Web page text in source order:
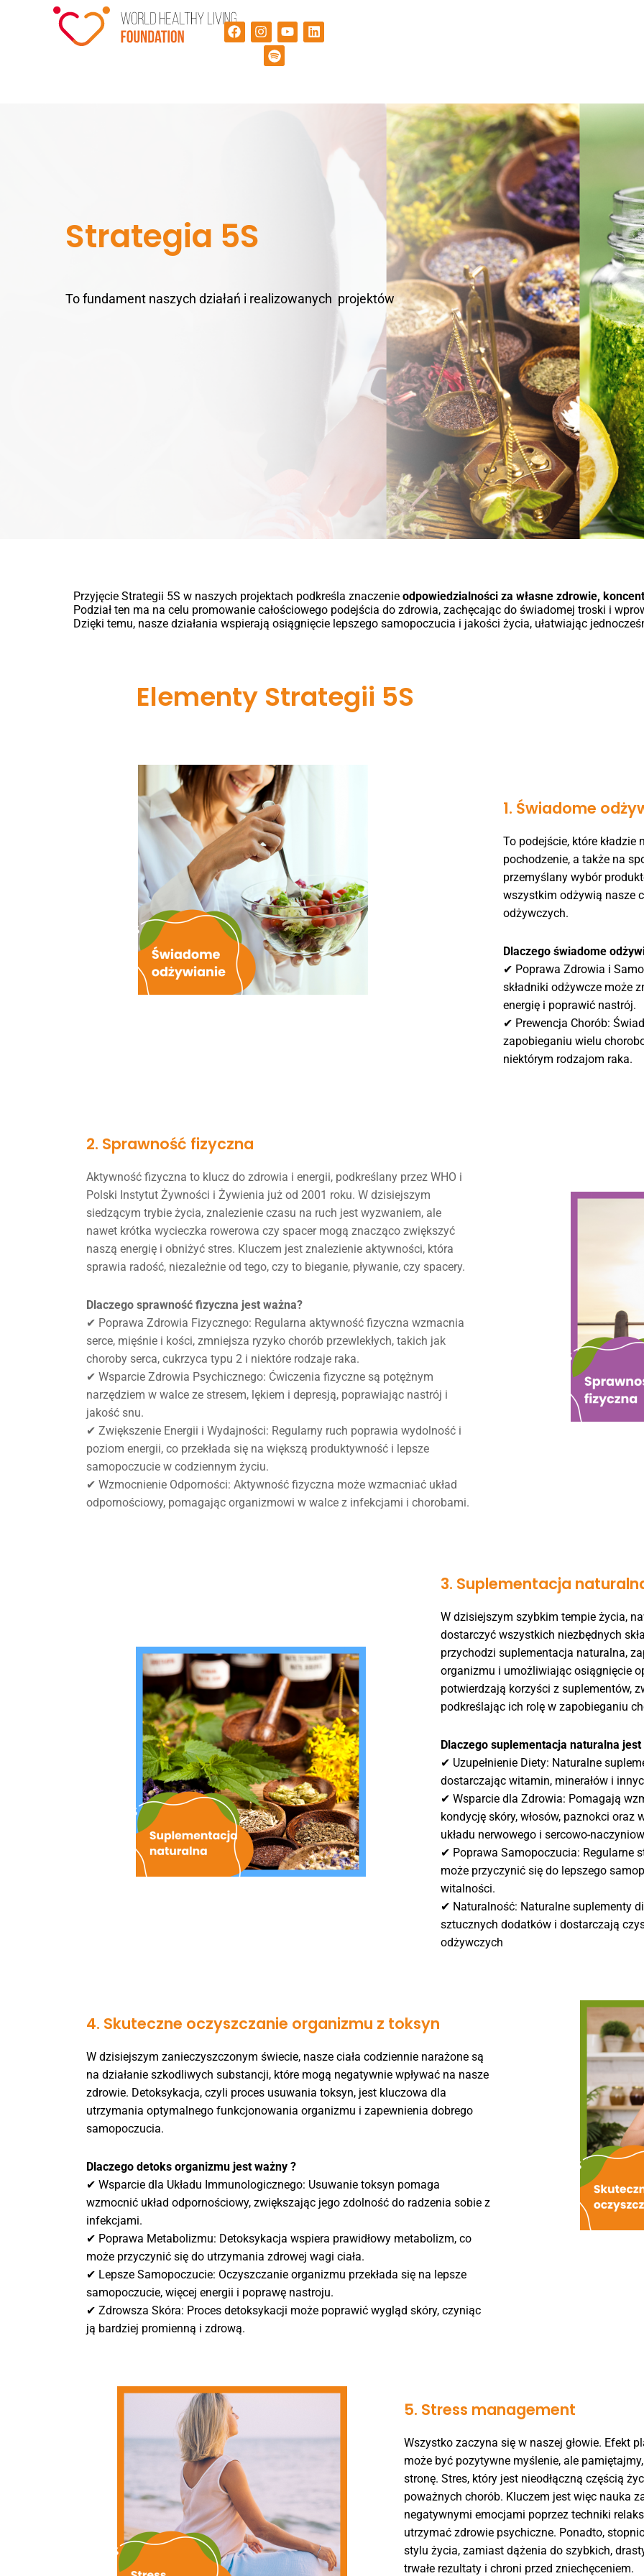
Strategia 5S
To fundament naszych działań i realizowanych projektów
Przyjęcie Strategii 5S w naszych projektach podkreśla znaczenie odpowiedzialności za własne zdrowie,
Podział ten ma na celu promowanie całościowego podejścia do zdrowia, zachęcając do świadomej troski i
Dzięki temu, nasze działania wspierają osiągnięcie lepszego samopoczucia i jakości życia, ułatwiając
Elementy Strategii 5S
1. Świadome
To podejście, które
pochodzenie, a także na
przemyślany wybór
wszystkim odżywią nasze
odżywczych.
Dlaczego świadome
✔ Poprawa Zdrowia i
składniki odżywcze może
energię i poprawić nastrój.
✔ Prewencja Chorób:
zapobieganiu wielu
niektórym rodzajom raka.
2. Sprawność fizyczna
Aktywność fizyczna to klucz do zdrowia i energii, podkreślany przez WHO i
Polski Instytut Żywności i Żywienia już od 2001 roku. W dzisiejszym
siedzącym trybie życia, znalezienie czasu na ruch jest wyzwaniem, ale
nawet krótka wycieczka rowerowa czy spacer mogą znacząco zwiększyć
naszą energię i obniżyć stres. Kluczem jest znalezienie aktywności, która
sprawia radość, niezależnie od tego, czy to bieganie, pływanie, czy spacery.
Dlaczego sprawność fizyczna jest ważna?
✔ Poprawa Zdrowia Fizycznego: Regularna aktywność fizyczna wzmacnia
serce, mięśnie i kości, zmniejsza ryzyko chorób przewlekłych, takich jak
choroby serca, cukrzyca typu 2 i niektóre rodzaje raka.
✔ Wsparcie Zdrowia Psychicznego: Ćwiczenia fizyczne są potężnym
narzędziem w walce ze stresem, lękiem i depresją, poprawiając nastrój i
jakość snu.
✔ Zwiększenie Energii i Wydajności: Regularny ruch poprawia wydolność i
poziom energii, co przekłada się na większą produktywność i lepsze
samopoczucie w codziennym życiu.
✔ Wzmocnienie Odporności: Aktywność fizyczna może wzmacniać układ
odpornościowy, pomagając organizmowi w walce z infekcjami i chorobami.
3. Suplementacja
W dzisiejszym szybkim tempie życia,
dostarczyć wszystkich niezbędnych
przychodzi suplementacja naturalna,
organizmu i umożliwiając osiągnięcie
potwierdzają korzyści z suplementów,
podkreślając ich rolę w zapobieganiu
Dlaczego suplementacja naturalna jest
✔ Uzupełnienie Diety: Naturalne
dostarczając witamin, minerałów i
✔ Wsparcie dla Zdrowia: Pomagają
kondycję skóry, włosów, paznokci
układu nerwowego i sercowo-
✔ Poprawa Samopoczucia: Regularne
może przyczynić się do lepszego
witalności.
✔ Naturalność: Naturalne suplementy
sztucznych dodatków i dostarczają
odżywczych
4. Skuteczne oczyszczanie organizmu z toksyn
W dzisiejszym zanieczyszczonym świecie, nasze ciała codziennie narażone są
na działanie szkodliwych substancji, które mogą negatywnie wpływać na nasze
zdrowie. Detoksykacja, czyli proces usuwania toksyn, jest kluczowa dla
utrzymania optymalnego funkcjonowania organizmu i zapewnienia dobrego
samopoczucia.
Dlaczego detoks organizmu jest ważny ?
✔ Wsparcie dla Układu Immunologicznego: Usuwanie toksyn pomaga
wzmocnić układ odpornościowy, zwiększając jego zdolność do radzenia sobie z
infekcjami.
✔ Poprawa Metabolizmu: Detoksykacja wspiera prawidłowy metabolizm, co
może przyczynić się do utrzymania zdrowej wagi ciała.
✔ Lepsze Samopoczucie: Oczyszczanie organizmu przekłada się na lepsze
samopoczucie, więcej energii i poprawę nastroju.
✔ Zdrowsza Skóra: Proces detoksykacji może poprawić wygląd skóry, czyniąc
ją bardziej promienną i zdrową.
5. Stress management
Wszystko zaczyna się w naszej głowie. Efekt
może być pozytywne myślenie, ale
stronę. Stres, który jest nieodłączną częścią
poważnych chorób. Kluczem jest więc nauka
negatywnymi emocjami poprzez techniki
utrzymać zdrowie psychiczne. Ponadto,
stylu życia, zamiast dążenia do szybkich,
trwałe rezultaty i chroni przed zniechęceniem.